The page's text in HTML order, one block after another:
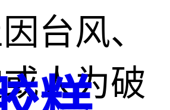
台风、
人为破